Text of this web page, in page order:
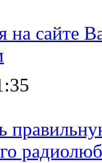
на сайте